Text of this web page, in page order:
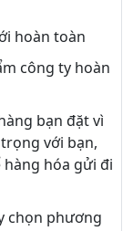
hoàn toàn
công ty hoàn
bạn đặt vì
với bạn,
hóa gửi đi
chọn phương